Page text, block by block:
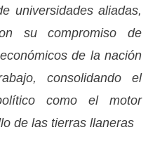
universidades aliadas,
su compromiso de
de la nación
consolidando el
como el motor
de las tierras llaneras